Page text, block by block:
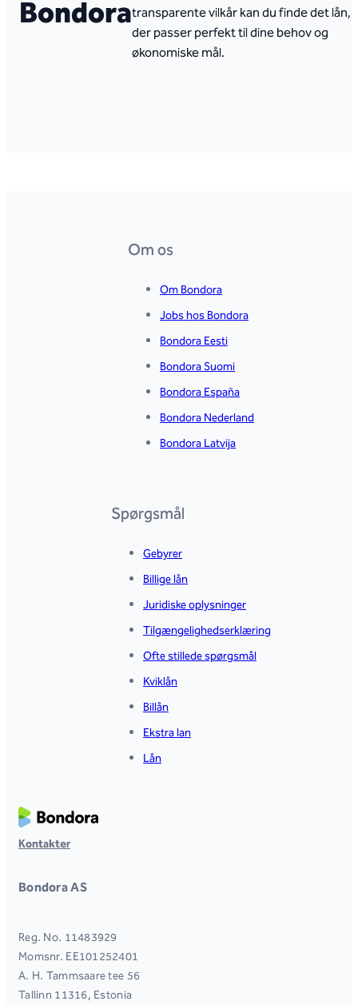
Bondoratransparente vilkår kan du finde det lån,
der passer perfekt til dine behov og
økonomiske mål.
Om os
Om Bondora
Jobs hos Bondora
Bondora Eesti
Bondora Suomi
Bondora España
Bondora Nederland
Bondora Latvija
Spørgsmål
Gebyrer
Billige lån
Juridiske oplysninger
Tilgængeligheds­erklæring
Ofte stillede spørgsmål
Kviklån
Billån
Ekstra lan
Lån
Kontakter
Bondora AS
Reg. No. 11483929
Momsnr. EE101252401
A. H. Tammsaare tee 56
Tallinn 11316, Estonia